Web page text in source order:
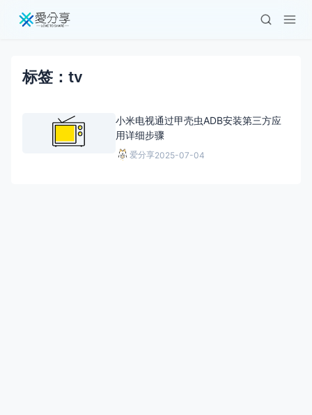
标签：tv
小米电视通过甲壳虫ADB安装第三方应
用详细步骤
爱分享2025-07-04